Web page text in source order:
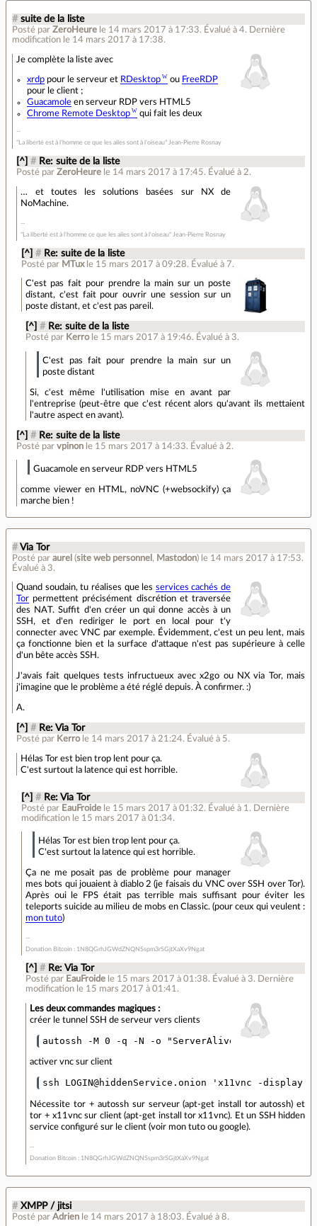
# suite de la liste
Posté par ZeroHeure le 14 mars 2017 à 17:33. Évalué à 4. Dernière
modification le 14 mars 2017 à 17:38.
Je complète la liste avec
xrdp pour le serveur et RDesktop ou FreeRDP
pour le client ;
Guacamole en serveur RDP vers HTML5
Chrome Remote Desktop
qui fait les deux
"La liberté est à l'homme ce que les ailes sont à l'oiseau" Jean-Pierre Rosnay
[^] # Re: suite de la liste
Posté parZeroHeure le 14 mars 2017 à 17:45. Évalué à 2.
… et toutes les solutions basées sur NX de
NoMachine.
"La liberté est à l'homme ce que les ailes sont à l'oiseau" Jean-Pierre Rosnay
[^] # Re: suite de la liste
Posté par MTux le 15 mars 2017 à 09:28. Évalué à 7.
C'est pas fait pour prendre la main sur un poste
distant, c'est fait pour ouvrir une session sur un
poste distant, et c'est pas pareil.
[^] # Re: suite de la liste
Posté par Kerro le 15 mars 2017 à 19:46. Évalué à 3.
C'est pas fait pour prendre la main sur un
poste distant
Si, c'est même l'utilisation mise en avant par
l'entreprise (peut-être que c'est récent alors qu'avant ils mettaient
l'autre aspect en avant).
[^] # Re: suite de la liste
Posté parvpinon le 15 mars 2017 à 14:33. Évalué à 2.
Guacamole en serveur RDP vers HTML5
comme viewer en HTML, noVNC (+websockify) ça
marche bien !
# Via Tor
Posté par aurel (site web personnel , Mastodon) le 14 mars 2017 à 17:53.
Évalué à 3.
Quand soudain, tu réalises que les services cachés de
Tor permettent précisément discrétion et traversée
des NAT. Suffit d'en créer un qui donne accès à un
SSH, et d'en rediriger le port en local pour t'y
connecter avec VNC par exemple. Évidemment, c'est un peu lent, mais
ça fonctionne bien et la surface d'attaque n'est pas supérieure à celle
d'un bête accès SSH.
J'avais fait quelques tests infructueux avec x2go ou NX via Tor, mais
j'imagine que le problème a été réglé depuis. À confirmer. :)
A.
[^] # Re: Via Tor
Posté par Kerro le 14 mars 2017 à 21:24. Évalué à 5.
Hélas Tor est bien trop lent pour ça.
C'est surtout la latence qui est horrible.
[^] # Re: Via Tor
Posté par EauFroide le 15 mars 2017 à 01:32. Évalué à 1 . Dernière
modification le 15 mars 2017 à 01:34.
Hélas Tor est bien trop lent pour ça.
C'est surtout la latence qui est horrible.
Ça ne me posait pas de problème pour manager
mes bots qui jouaient à diablo 2 (je faisais du VNC over SSH over Tor).
Après oui le FPS était pas terrible mais suffisant pour éviter les
teleports suicide au milieu de mobs en Classic. (pour ceux qui veulent :
mon tuto)
Donation Bitcoin : 1N8QGrhJGWdZNQNSspm3rSGjtXaXv9Ngat
[^] # Re: Via Tor
Posté par EauFroide le 15 mars 2017 à 01:38. Évalué à 3. Dernière
modification le 15 mars 2017 à 01:41.
Les deux commandes magiques :
créer le tunnel SSH de serveur vers clients
activer vnc sur client
Nécessite tor + autossh sur serveur (apt-get install tor autossh) et
tor + x11vnc sur client (apt-get install tor x11vnc). Et un SSH hidden
service configuré sur le client (voir mon tuto ou google).
Donation Bitcoin : 1N8QGrhJGWdZNQNSspm3rSGjtXaXv9Ngat
# XMPP / jitsi
Posté par Adrien le 14 mars 2017 à 18:03. Évalué à 8.